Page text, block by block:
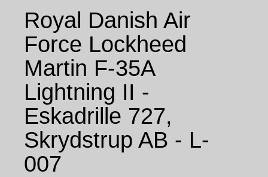
Royal Danish Air
Force Lockheed
Martin F-35A
Lightning II -
Eskadrille 727,
Skrydstrup AB - L-
007